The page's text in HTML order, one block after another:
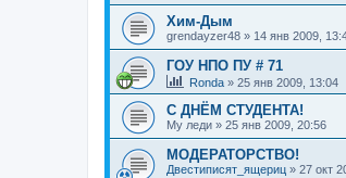
Хим-Дым
grendayzer48 » 14 янв 2009,
ГОУ НПО ПУ # 71
Ronda » 25 янв 2009, 13:04
С ДНЁМ СТУДЕНТА!
My леди » 25 янв 2009, 20:56
МОДЕРАТОРСТВО!
Двестиписят_ящериц » 27 окт